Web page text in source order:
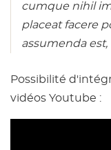
cumque nihil
placeat facere
assumenda
Possibilité
vidéos Youtube :